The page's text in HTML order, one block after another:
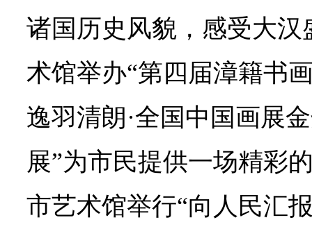
诸国历史风貌，感受大
术馆举办“第四届漳籍
逸羽清朗·全国中国画展
展”为市民提供一场精彩
市艺术馆举行“向人民汇